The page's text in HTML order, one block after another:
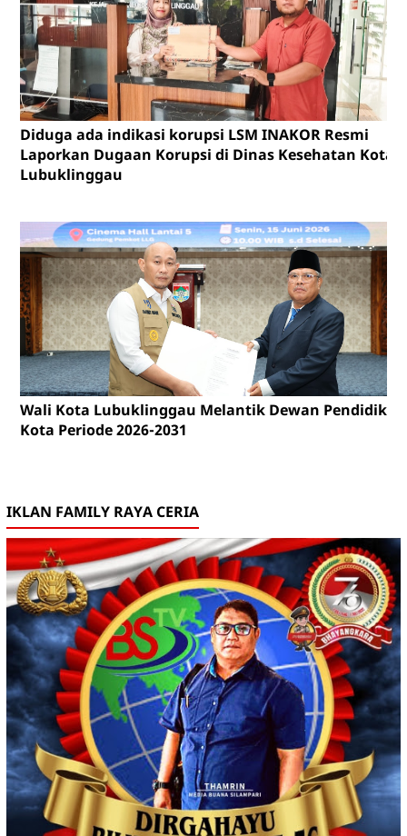
Diduga ada indikasi korupsi LSM INAKOR Resmi
Laporkan Dugaan Korupsi di Dinas Kesehatan Kota
Lubuklinggau
Wali Kota Lubuklinggau Melantik Dewan Pendidikan
Kota Periode 2026-2031
IKLAN FAMILY RAYA CERIA